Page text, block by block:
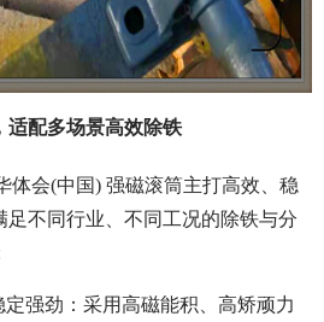
适配多场景高效除铁
体会(中国) 强磁滚筒主打高效、稳
足不同行业、不同工况的除铁与分
强劲：采用高磁能积、高矫顽力